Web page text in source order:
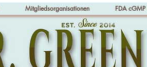
Mitgliedsorganisationen FDA